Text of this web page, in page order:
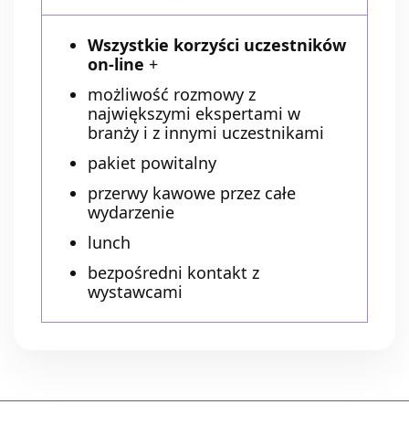
Wszystkie korzyści uczestników
on-line +
możliwość rozmowy z
największymi ekspertami w
branży i z innymi uczestnikami
pakiet powitalny
przerwy kawowe przez całe
wydarzenie
lunch
bezpośredni kontakt z
wystawcami